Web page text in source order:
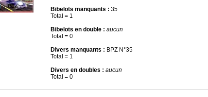
Bibelots manquants : 35
Total = 1
Bibelots en double : aucun
Total = 0
Divers manquants : BPZ N°35
Total = 1
Divers en doubles : aucun
Total = 0